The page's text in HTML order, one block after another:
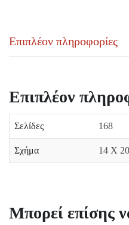
Επιπλέον πληροφορίες
Επιπλέον
Σελίδες 168
Σχήμα 14 Χ
Μπορεί επίσης